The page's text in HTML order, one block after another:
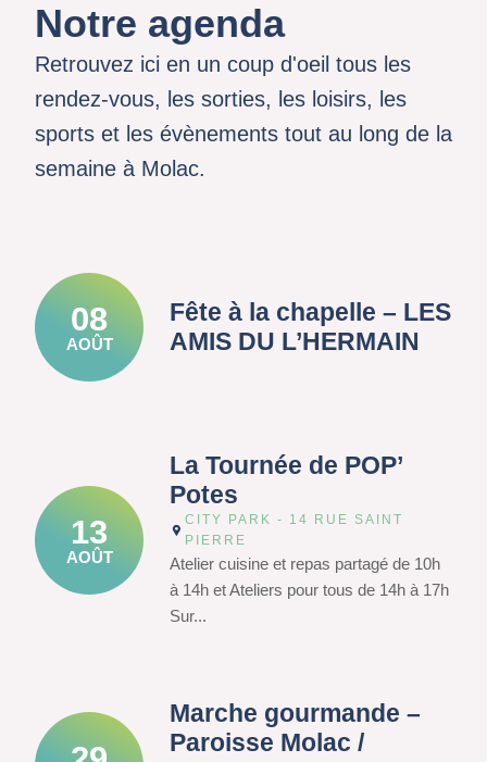
Notre agenda
Retrouvez ici en un coup d'oeil tous les
rendez-vous, les sorties, les loisirs, les
sports et les évènements tout au long de la
semaine à Molac.
08
AOÛT
Fête à la chapelle – LES
AMIS DU L’HERMAIN
13
AOÛT
La Tournée de POP’
Potes
CITY PARK - 14 RUE SAINT
PIERRE
Atelier cuisine et repas partagé de 10h
à 14h et Ateliers pour tous de 14h à 17h
Sur...
Marche gourmande –
Paroisse Molac /